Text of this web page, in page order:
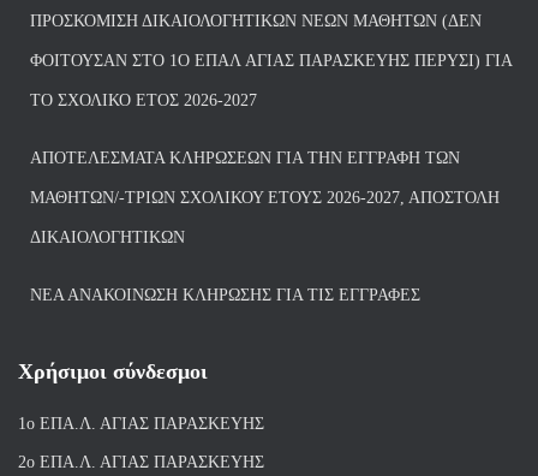
ΠΡΟΣΚΌΜΙΣΗ ΔΙΚΑΙΟΛΟΓΗΤΙΚΏΝ ΝΈΩΝ ΜΑΘΗΤΏΝ (ΔΕΝ
ΦΟΙΤΟΎΣΑΝ ΣΤΟ 1Ο ΕΠΑΛ ΑΓΙΑΣ ΠΑΡΑΣΚΕΥΗΣ ΠΈΡΥΣΙ) ΓΙΑ
ΤΟ ΣΧΟΛΙΚΌ ΈΤΟΣ 2026-2027
ΑΠΟΤΕΛΈΣΜΑΤΑ ΚΛΗΡΏΣΕΩΝ ΓΙΑ ΤΗΝ ΕΓΓΡΑΦΉ ΤΩΝ
ΜΑΘΗΤΏΝ/-ΤΡΙΏΝ ΣΧΟΛΙΚΟΎ ΈΤΟΥΣ 2026-2027, ΑΠΟΣΤΟΛΉ
ΔΙΚΑΙΟΛΟΓΗΤΙΚΏΝ
ΝΕΑ ΑΝΑΚΟΙΝΩΣΗ ΚΛΗΡΩΣΗΣ ΓΙΑ ΤΙΣ ΕΓΓΡΑΦΕΣ
Χρήσιμοι σύνδεσμοι
1ο ΕΠΑ.Λ. ΑΓΙΑΣ ΠΑΡΑΣΚΕΥΗΣ
2ο ΕΠΑ.Λ. ΑΓΙΑΣ ΠΑΡΑΣΚΕΥΗΣ